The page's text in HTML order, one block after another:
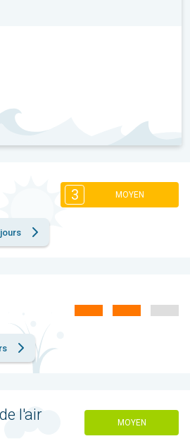
3 MOYEN
l'air MOYEN